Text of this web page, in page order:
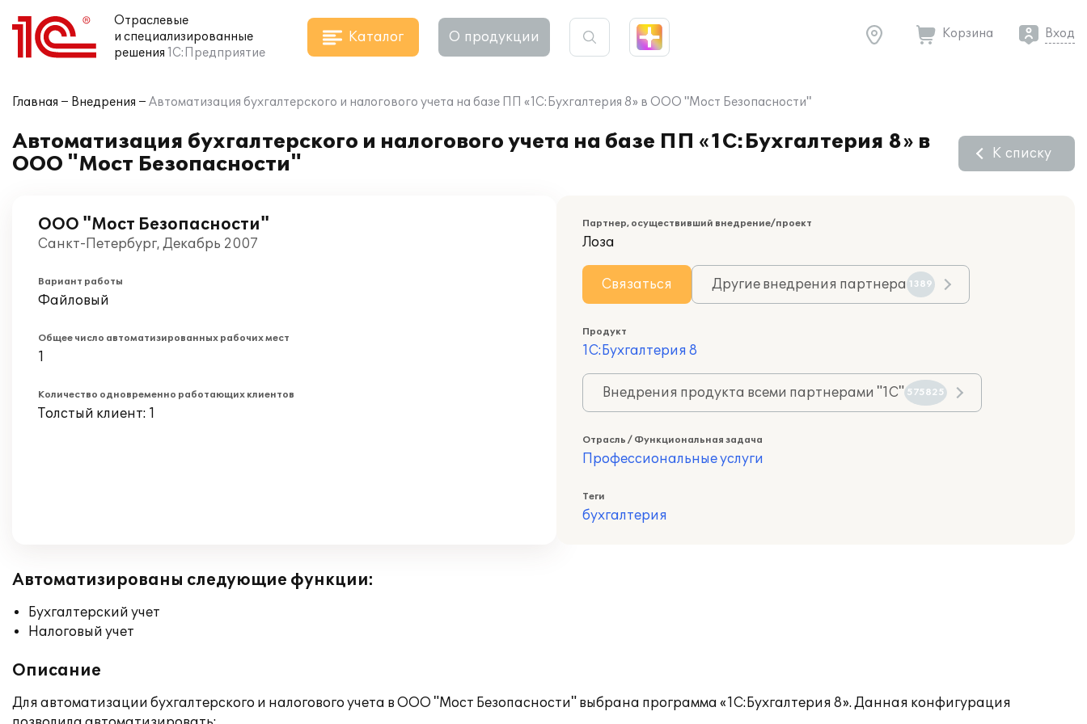
Отраслевые
и специализированные
решения 1С:Предприятие
Каталог О продукции Корзина Вход
Главная Внедрения Автоматизация бухгалтерского и налогового учета на базе ПП «1С:Бухгалтерия 8» в ООО "Мост Безопасности"
Автоматизация бухгалтерского и налогового учета на базе ПП «1С:Бухгалтерия 8» в
ООО "Мост Безопасности"
К списку
ООО "Мост Безопасности"
Санкт-Петербург, Декабрь 2007
Вариант работы
Файловый
Общее число автоматизированных рабочих мест
1
Количество одновременно работающих клиентов
Толстый клиент: 1
Партнер, осуществивший внедрение/проект
Лоза
Связаться Другие внедрения партнера 1389
Продукт
1С:Бухгалтерия 8
Внедрения продукта всеми партнерами "1С" 575825
Отрасль / Функциональная задача
Профессиональные услуги
Теги
бухгалтерия
Автоматизированы следующие функции:
Бухгалтерский учет
Налоговый учет
Описание
Для автоматизации бухгалтерского и налогового учета в ООО "Мост Безопасности" выбрана программа «1С:Бухгалтерия 8». Данная конфигурация